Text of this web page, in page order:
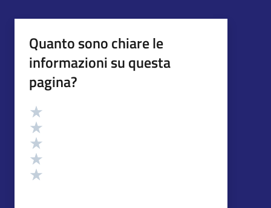
Quanto sono chiare le
informazioni su questa
pagina?
Valutazione